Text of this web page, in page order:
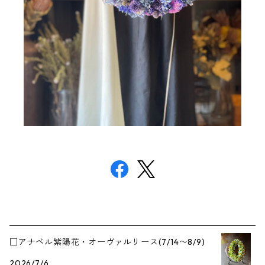
□アナベル紫陽花・オーヴァルリース(7/14〜8/9)